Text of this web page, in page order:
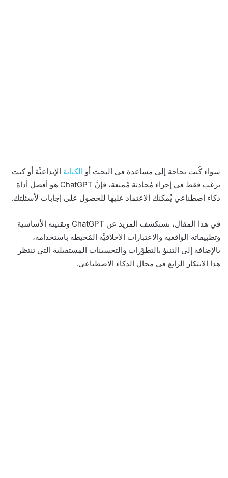
سواء كُنت بحاجة إلى مساعدة في البحث أو الكتابة الإبداعيَّة أو كنت
ترغب فقط في إجراء مُحادثة مُمتعة، فإنَّ ChatGPT هو أفضل أداة
ذكاء اصطناعي يُمكنك الاعتماد عليها للحصول على إجابات لأسئلتك.
في هذا المقال، نستكشف المزيد عن ChatGPT وتقنيته الأساسية
وتطبيقاته الواقعية والاعتبارات الأخلاقيَّة المُحيطة باستخدامه،
بالإضافة إلى التنبؤ بالتطوّرات والتحسينات المستقبلية التي تنتظر
هذا الابتكار الرائع في مجال الذكاء الاصطناعي.